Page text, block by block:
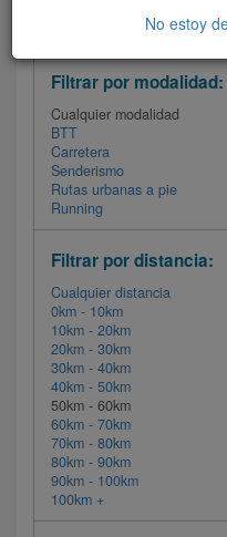
Filtrar las rutas
Filtrar por modalidad:
Cualquier modalidad
BTT
Carretera
Senderismo
Rutas urbanas a pie
Running
Filtrar por distancia:
Cualquier distancia
0km - 10km
10km - 20km
20km - 30km
30km - 40km
40km - 50km
50km - 60km
60km - 70km
70km - 80km
80km - 90km
90km - 100km
100km +
No estoy